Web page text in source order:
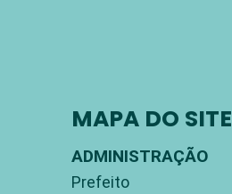
MAPA DO SITE
ADMINISTRAÇÃO
Prefeito